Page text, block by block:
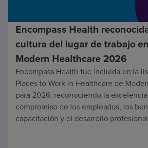
Encompass Health
cultura del lugar de trabajo
Modern Healthcare 2026
Encompass Health fue incluida en la
Places to Work in Healthcare de
para 2026, reconociendo la
compromiso de los empleados, los
capacitación y el desarrollo